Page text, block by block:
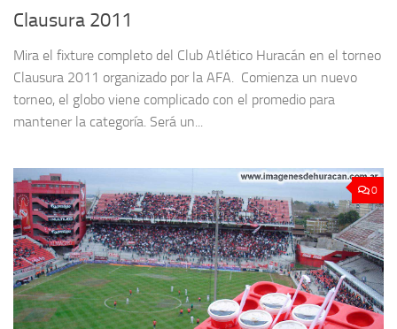
Clausura 2011
Mira el fixture completo del Club Atlético Huracán en el torneo
Clausura 2011 organizado por la AFA. Comienza un nuevo
torneo, el globo viene complicado con el promedio para
mantener la categoría. Será un...
0